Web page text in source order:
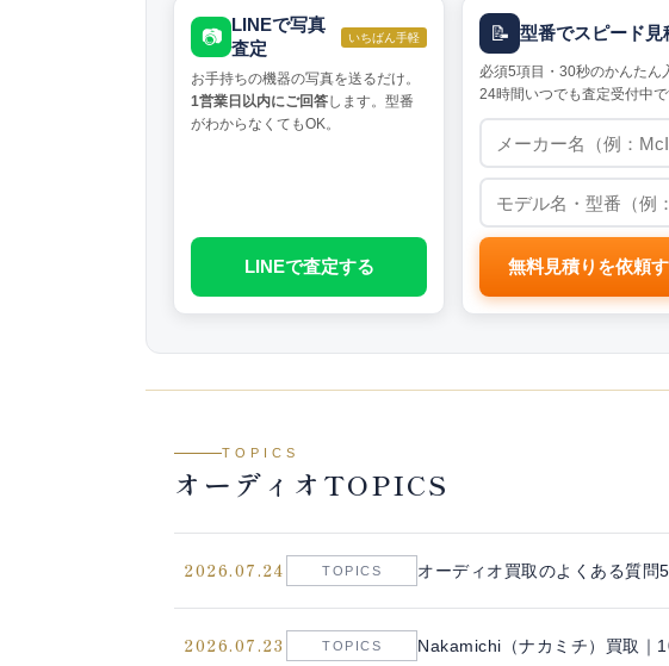
📷
LINEで写真
査定
いちばん手軽
お手持ちの機器の写真を送るだけ。
1営業日以内にご回答します。型番
がわからなくてもOK。
LINEで査定する
📝 型番でスピード見
必須5項目・30秒のかんたん
24時間いつでも査定受付中で
無料見積りを依頼
TOPICS
オーディオTOPICS
2026.07.24 TOPICS オーディオ買取のよくある質
2026.07.23 TOPICS Nakamichi（ナカミチ）買取｜